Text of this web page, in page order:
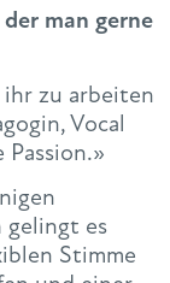
man gerne
zu arbeiten
Vocal
gelingt es
Stimme